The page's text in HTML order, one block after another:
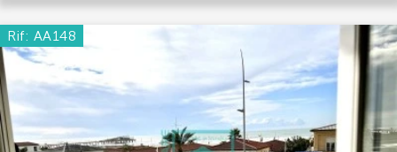
.
Rif: AA148